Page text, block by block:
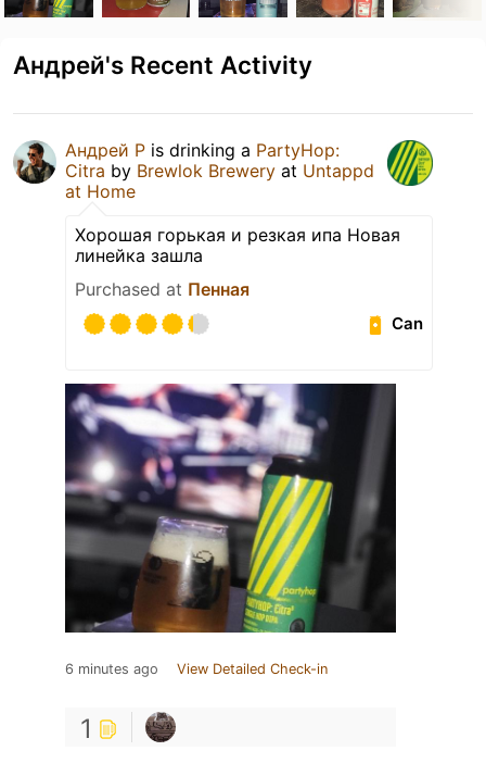
Андрей's Recent Activity
Андрей Р is drinking a PartyHop:
Citra by Brewlok Brewery at Untappd
at Home
Хорошая горькая и резкая ипа Новая
линейка зашла
Purchased at Пенная
Can
6 minutes ago View Detailed Check-in
1